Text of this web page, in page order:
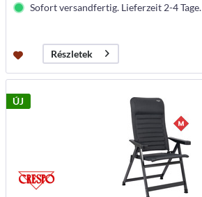
Sofort versandfertig. Lieferzeit 2-4 Tage.
Részletek
ÚJ